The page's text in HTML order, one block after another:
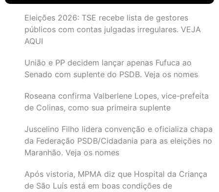
Eleições 2026: TSE recebe lista de gestores
públicos com contas julgadas irregulares. VEJA
AQUI
União e PP decidem lançar apenas Fufuca ao
Senado com suplente do PSDB. Veja os nomes
Roseana confirma Valberlene Lopes, vice-prefeita
de Colinas, como sua primeira suplente
Juscelino Filho lidera convenção e oficializa chapa
da Federação PSDB/Cidadania para as eleições no
Maranhão. Veja os nomes
Após vistoria, MPMA diz que Hospital da Criança
de São Luís está em boas condições de